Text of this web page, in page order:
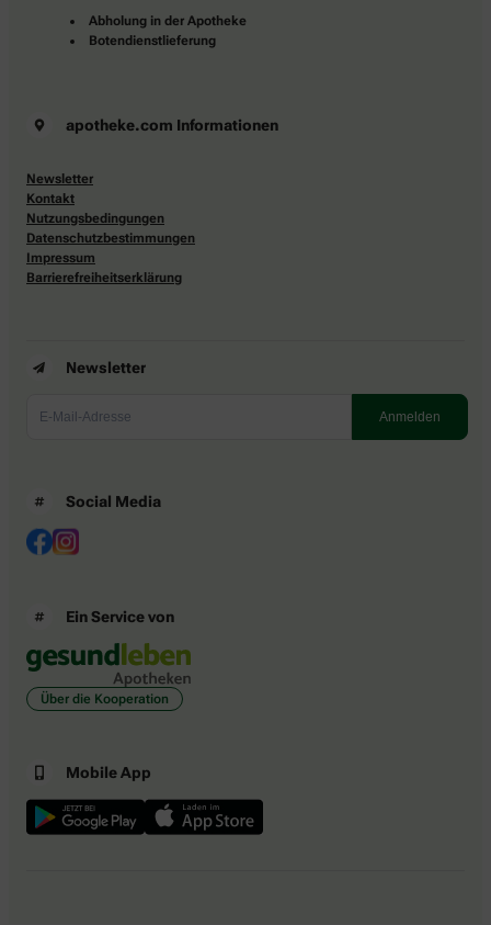
Abholung in der Apotheke
Botendienstlieferung
apotheke.com Informationen
Newsletter
Kontakt
Nutzungsbedingungen
Datenschutzbestimmungen
Impressum
Barrierefreiheitserklärung
Newsletter
Social Media
Ein Service von
Über die Kooperation
Mobile App